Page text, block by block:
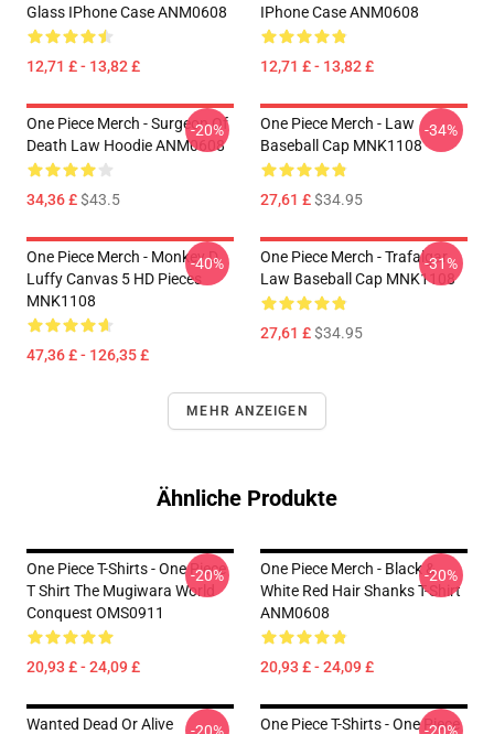
Glass IPhone Case ANM0608
12,71 £ - 13,82 £
IPhone Case ANM0608
12,71 £ - 13,82 £
One Piece Merch - Surgeon Of
Death Law Hoodie ANM0608
34,36 £$43.5
-20%
One Piece Merch - Law
Baseball Cap MNK1108
27,61 £$34.95
-34%
One Piece Merch - Monkey D.
Luffy Canvas 5 HD Pieces
MNK1108
47,36 £ - 126,35 £
-40%
One Piece Merch - Trafalgar
Law Baseball Cap MNK1108
27,61 £$34.95
-31%
MEHR ANZEIGEN
Ähnliche Produkte
One Piece T-Shirts - One Piece
T Shirt The Mugiwara World
Conquest OMS0911
20,93 £ - 24,09 £
-20%
One Piece Merch - Black &
White Red Hair Shanks T-Shirt
ANM0608
20,93 £ - 24,09 £
-20%
Wanted Dead Or Alive
One Piece T-Shirts - One Piece